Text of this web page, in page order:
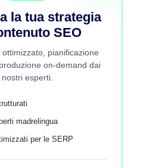
SEO
i nostri servizi
la tua strategia
SEO
pianificazione
on-demand dai
nostri esperti.
madrelingua
per le SERP